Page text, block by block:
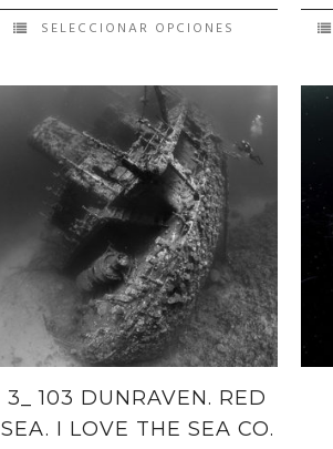
SELECCIONAR OPCIONES
3_ 103 DUNRAVEN. RED
SEA. I LOVE THE SEA CO.